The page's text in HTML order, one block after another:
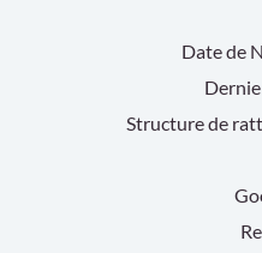
Date de
Structure de